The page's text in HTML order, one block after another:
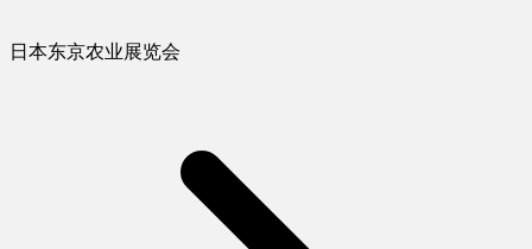
日本东京农业展览会